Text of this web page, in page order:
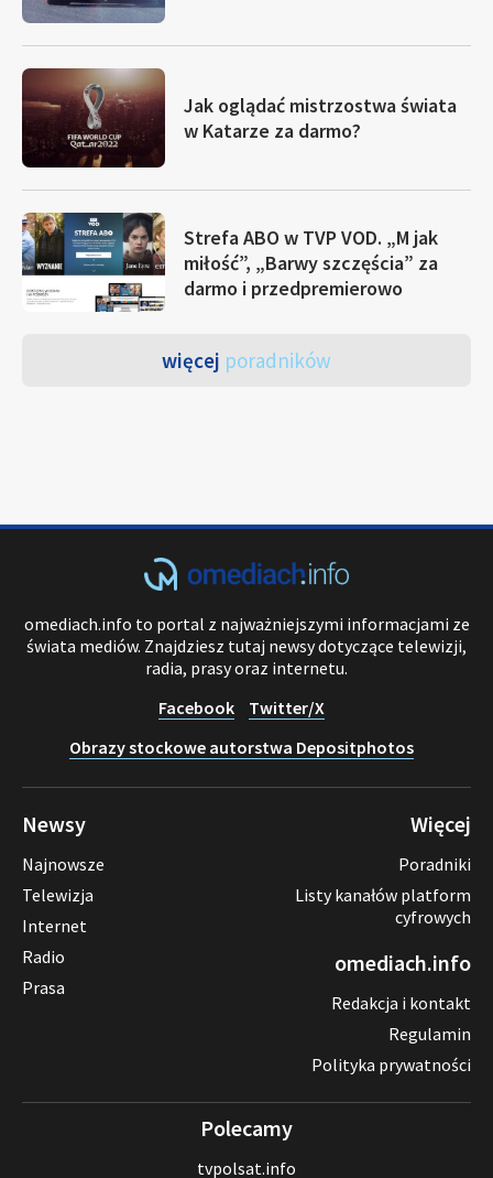
Jak oglądać mistrzostwa świata
w Katarze za darmo?
Strefa ABO w TVP VOD. „M jak
miłość”, „Barwy szczęścia” za
darmo i przedpremierowo
więcej poradników
omediach.info to portal z najważniejszymi informacjami ze
świata mediów. Znajdziesz tutaj newsy dotyczące telewizji,
radia, prasy oraz internetu.
Facebook
Twitter/X
Obrazy stockowe autorstwa Depositphotos
Newsy
Najnowsze
Telewizja
Internet
Radio
Prasa
Więcej
Poradniki
Listy kanałów platform
cyfrowych
omediach.info
Redakcja i kontakt
Regulamin
Polityka prywatności
Polecamy
tvpolsat.info